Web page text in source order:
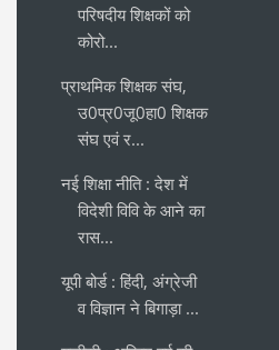
परिषदीय शिक्षकों को
कोरो...
प्राथमिक शिक्षक संघ,
उ0प्र0जू0हा0 शिक्षक
संघ एवं र...
नई शिक्षा नीति : देश में
विदेशी विवि के आने का
रास...
यूपी बोर्ड : हिंदी, अंग्रेजी
व विज्ञान ने बिगाड़ा ...